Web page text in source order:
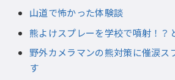
山道で怖かった体験談
熊よけスプレーを学校で噴射！？
野外カメラマンの熊対策に催涙ス
す